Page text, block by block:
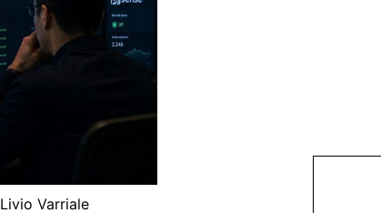
Livio Varriale